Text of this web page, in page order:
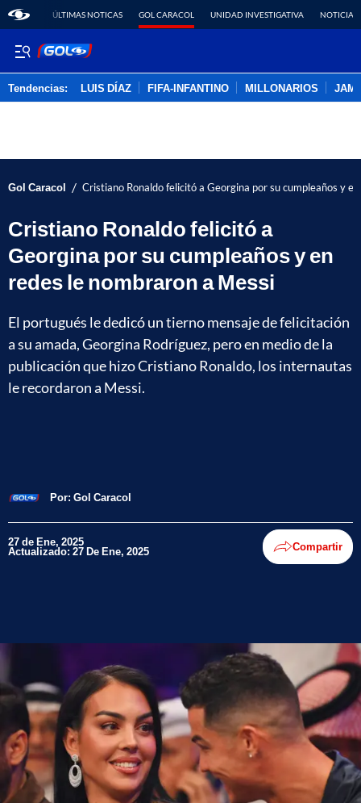
ÚLTIMAS NOTICAS GOL CARACOL UNIDAD INVESTIGATIVA NOTICIAS
Tendencias: LUIS DÍAZ FIFA-INFANTINO MILLONARIOS
Gol Caracol / Cristiano Ronaldo felicitó a Georgina por su cumpleaños y
Cristiano Ronaldo felicitó a
Georgina por su cumpleaños y en
redes le nombraron a Messi
El portugués le dedicó un tierno mensaje de felicitación
a su amada, Georgina Rodríguez, pero en medio de la
publicación que hizo Cristiano Ronaldo, los internautas
le recordaron a Messi.
Por: Gol Caracol
27 de Ene, 2025
Actualizado: 27 De Ene, 2025 Compartir